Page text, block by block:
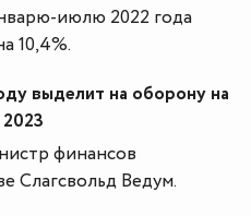
июлю 2022 года
10,4%.
выделит на оборону на
финансов
Слагсвольд Ведум.